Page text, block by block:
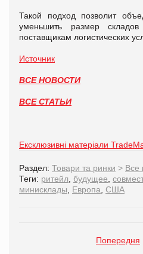
Такой подход позволит
уменьшить размер
поставщикам логистических
Источник
ВСЕ НОВОСТИ
ВСЕ СТАТЬИ
Ексклюзивні матеріали
Раздел: Товари та ринки > Все
Теги: ритейл будущее
минисклады
Европа США
Попередня